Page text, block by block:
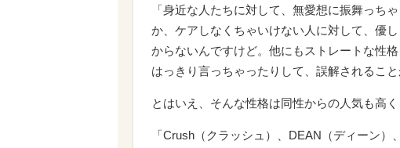
「身近な人たちに対して、無愛想に振舞っち
か、ケアしなくちゃいけない人に対して、優
からないんですけど。他にもストレートな性
はっきり言っちゃったりして、誤解されること
とはいえ、そんな性格は同性からの人気も高
「Crush（クラッシュ）、DEAN（ディーン